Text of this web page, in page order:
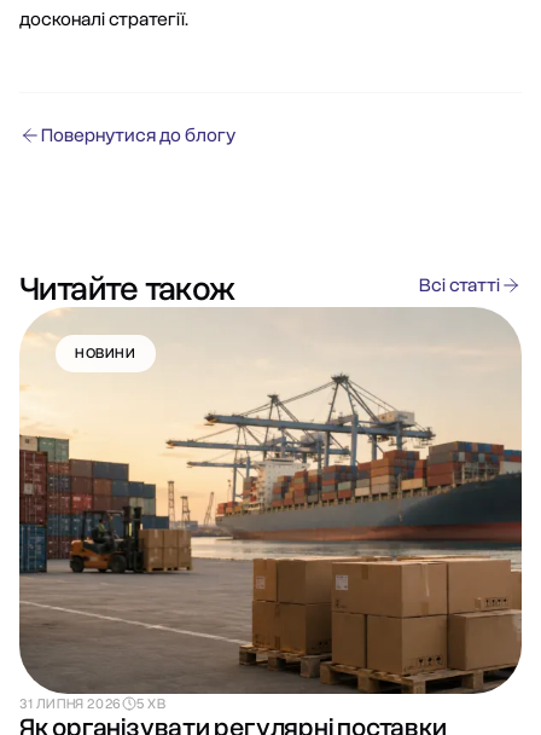
досконалі стратегії.
Повернутися до блогу
Читайте також Всі статті
НОВИНИ
31 ЛИПНЯ 2026 5 ХВ
Як організувати регулярні поставки